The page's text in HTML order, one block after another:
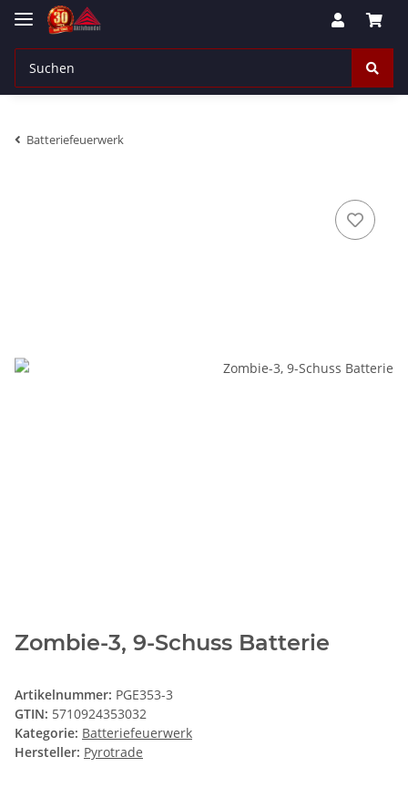
Batteriefeuerwerk
Zombie-3, 9-Schuss Batterie
Artikelnummer: PGE353-3
GTIN: 5710924353032
Kategorie: Batteriefeuerwerk
Hersteller: Pyrotrade